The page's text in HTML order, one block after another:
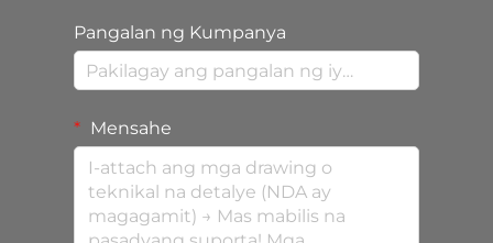
Pangalan ng Kumpanya
Mensahe